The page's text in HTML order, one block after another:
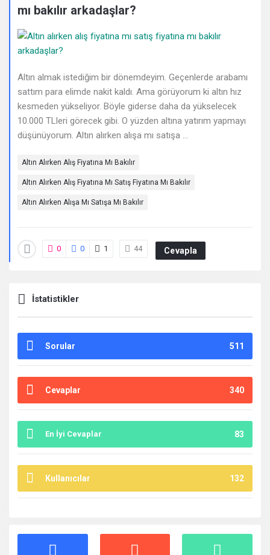
Deneyimleri
En
Sorular
mı bakılır arkadaşlar?
Altın almak istediğim bir dönemdeyim. Geçenlerde arabamı
sattım para elimde nakit kaldı. Ama görüyorum ki altın hız
kesmeden yükseliyor. Böyle giderse daha da yükselecek
10.000 TLleri görecek gibi. O yüzden altına yatırım yapmayı
düşünüyorum. Altın alırken alışa mı satışa ...
Altın Alırken Alış Fiyatına Mı Bakılır
Altın Alırken Alış Fiyatına Mı Satış Fiyatına Mı Bakılır
Altın Alırken Alışa Mı Satışa Mı Bakılır
0 0 1 44 Cevapla
İstatistikler
Sorular 511
Cevaplar 340
En İyi Cevaplar 83
Kullanıcılar 132
İstatistikler